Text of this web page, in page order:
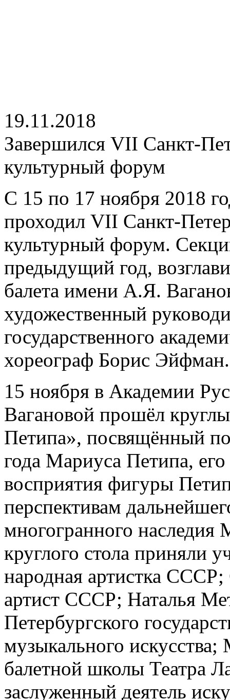
19.11.2018
Завершился VII Санкт-
культурный форум
С 15 по 17 ноября 2018
проходил VII Санкт-
культурный форум.
предыдущий год,
балета имени А.Я.
художественный
государственного
хореограф Борис Эйфман.
15 ноября в Академии
Вагановой прошёл
Петипа», посвящённый
года Мариуса Петипа,
восприятия фигуры
перспективам
многогранного
круглого стола приняли
народная артистка
артист СССР; Наталья
Петербургского
музыкального
балетной школы Театра
заслуженный деятель